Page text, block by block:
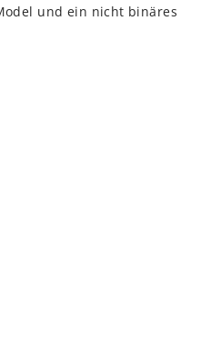
und ein nicht binäres